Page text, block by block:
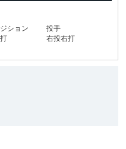
ション
投手
右投右打